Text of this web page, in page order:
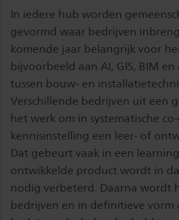
In iedere hub worden
gevormd waar bedrijven
komende jaar belangrijk voor
bijvoorbeeld aan AI, GIS, BIM
tussen bouw- en
Verschillende bedrijven uit een
het werk om in systematische
kennisinstelling een leer- of
Dat gebeurt vaak in een
ontwikkelde product wordt in
nodig verbeterd. Daarna wordt
bedrijven en in definitieve vorm